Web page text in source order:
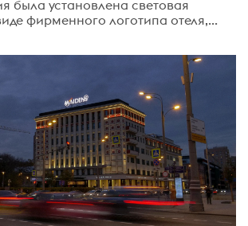
была установлена световая
фирменного логотипа отеля,...